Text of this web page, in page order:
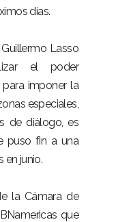
días.
Lasso
el poder
imponer la
especiales,
de diálogo, es
puso fin a una
en junio.
la Cámara de
que